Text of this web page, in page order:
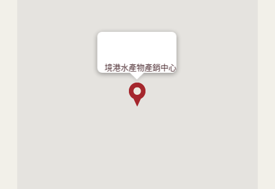
境港水產物產銷中心